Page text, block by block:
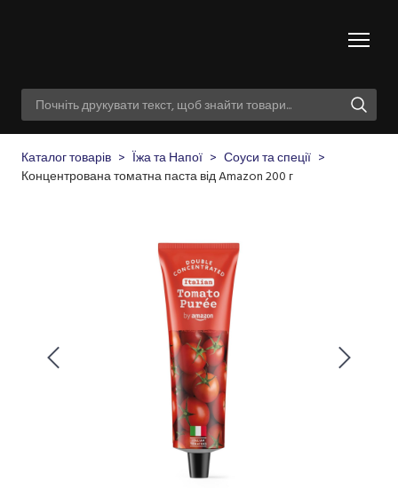
Каталог товарів Їжа та Напої
Соуси та спеції
Концентрована томатна паста від Amazon 200 г